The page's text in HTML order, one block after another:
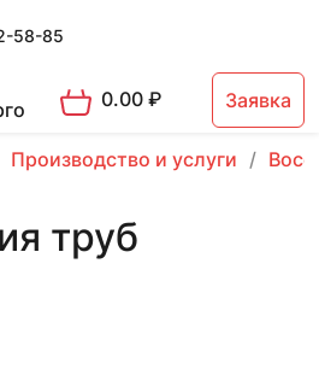
58-85
0.00₽ Заявка
Производство и услуги
труб